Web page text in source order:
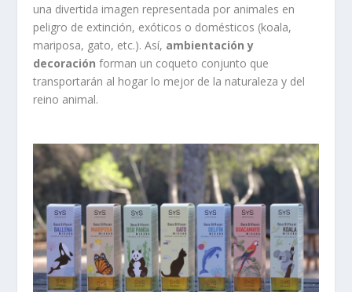
una divertida imagen representada por animales en
peligro de extinción, exóticos o domésticos (koala,
mariposa, gato, etc.). Así, ambientación y
decoración forman un coqueto conjunto que
transportarán al hogar lo mejor de la naturaleza y del
reino animal.